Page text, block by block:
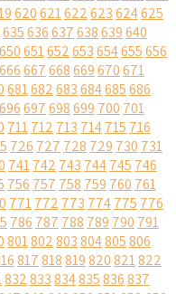
620621622623624625
635636637638639640
650651652653654655656
666667668669670671
681682683684685686
696697698699 700 701
711712 713 714715 716
726 727 728 729 730 731
741742 743 744745 746
756 757 758 759 760 761
771772 773 774775 776
786 787 788 789 790 791
801802803804805806
817818819820821822
832833834835836837